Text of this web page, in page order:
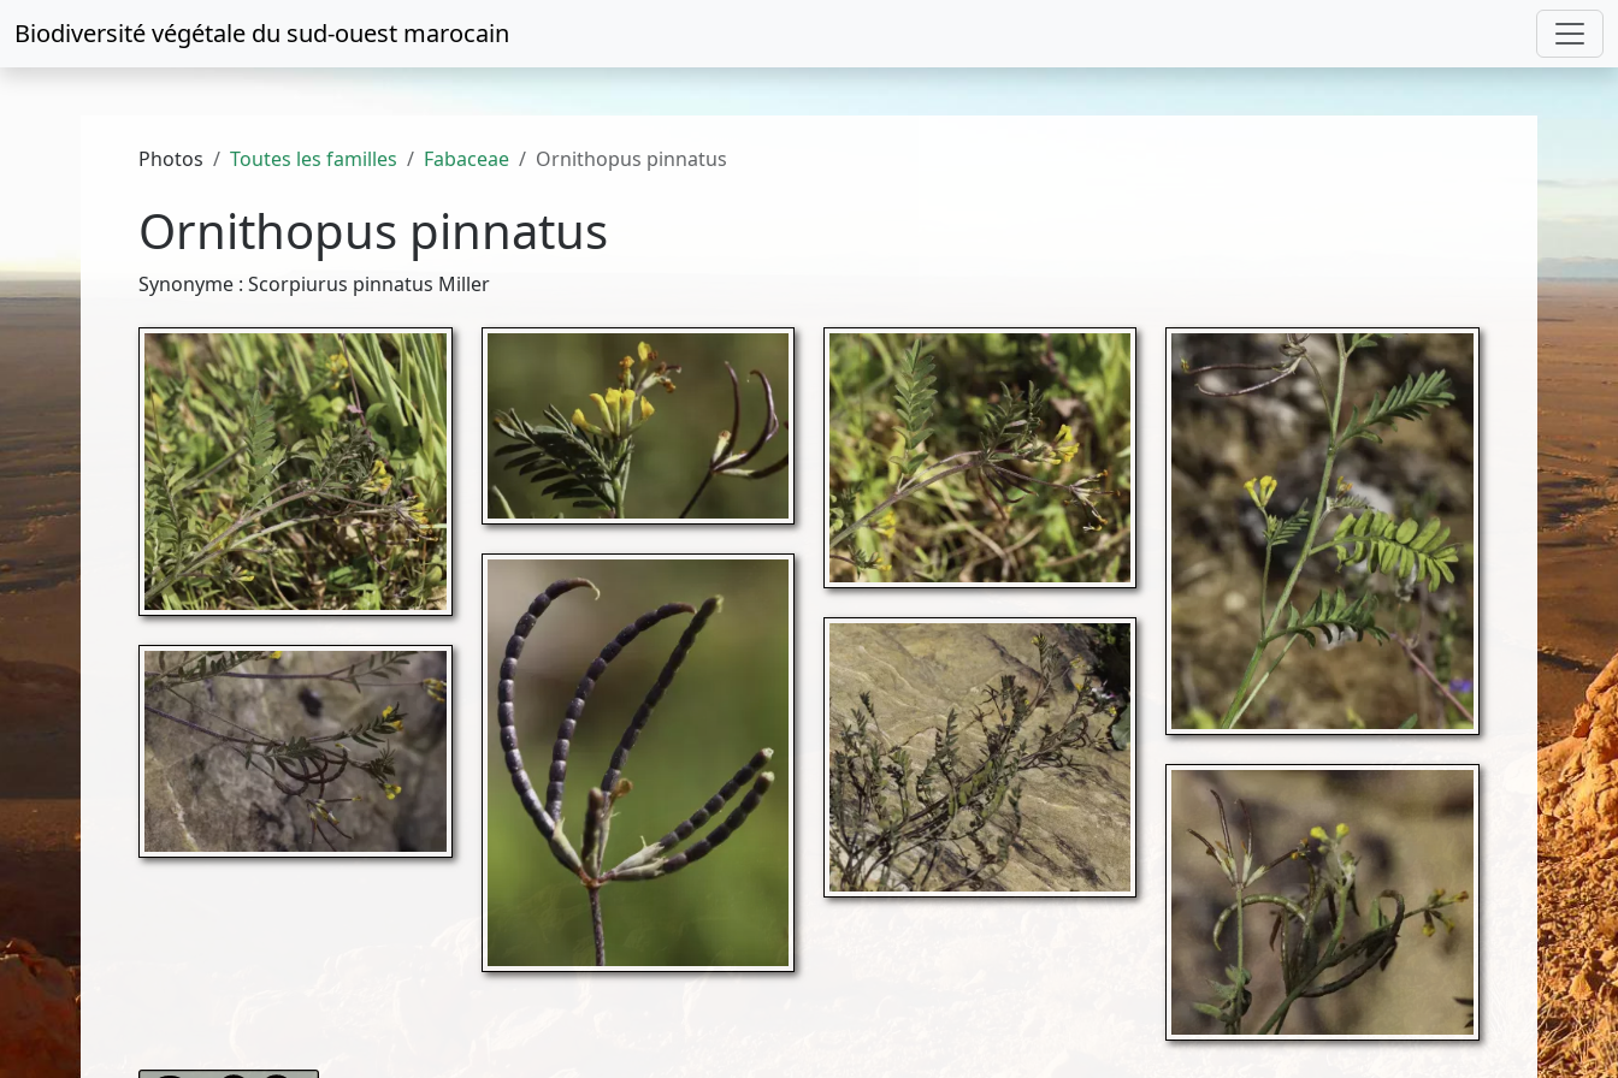
Biodiversité végétale du sud-ouest marocain
Photos Toutes les familles Fabaceae Ornithopus pinnatus
Ornithopus pinnatus
Synonyme : Scorpiurus pinnatus Miller